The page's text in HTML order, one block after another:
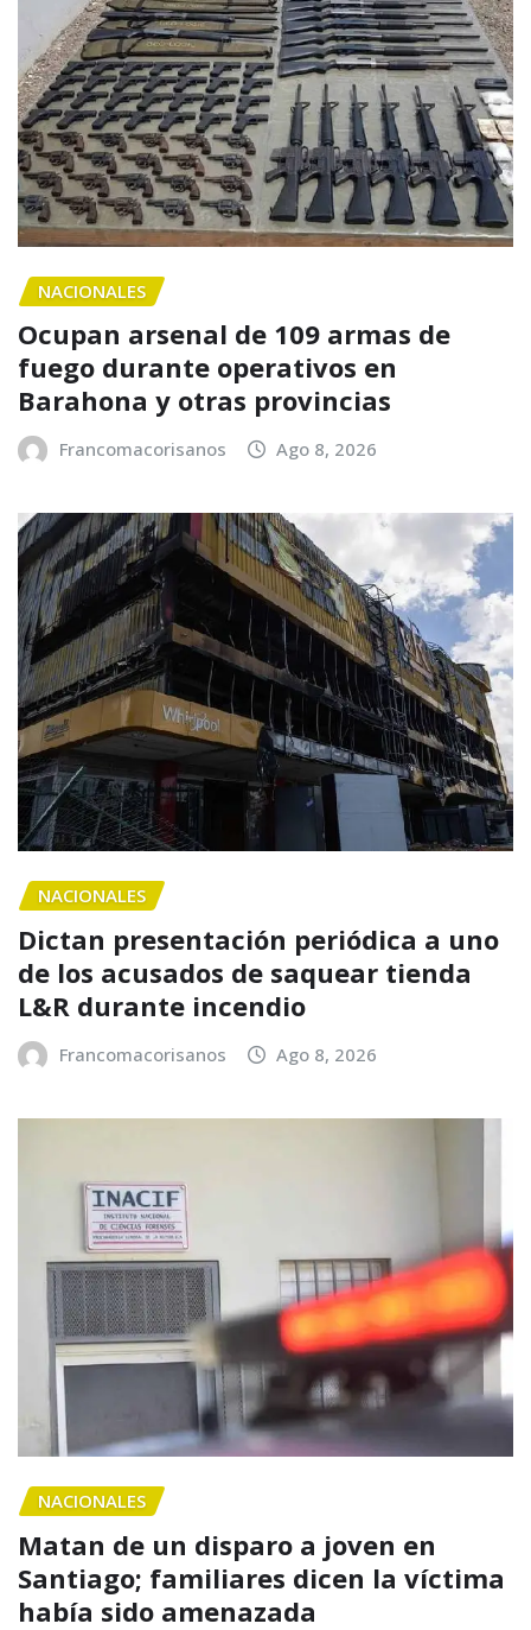
NACIONALES
Ocupan arsenal de 109 armas de
fuego durante operativos en
Barahona y otras provincias
Francomacorisanos Ago 8, 2026
NACIONALES
Dictan presentación periódica a uno
de los acusados de saquear tienda
L&R durante incendio
Francomacorisanos Ago 8, 2026
NACIONALES
Matan de un disparo a joven en
Santiago; familiares dicen la víctima
había sido amenazada